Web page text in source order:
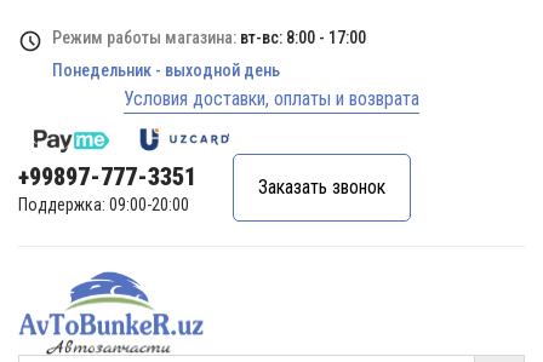
Режим работы магазина: вт-вс: 8:00 - 17:00
Понедельник - выходной день
Условия доставки, оплаты и возврата
+99897-777-3351
Поддержка: 09:00-20:00
Заказать звонок